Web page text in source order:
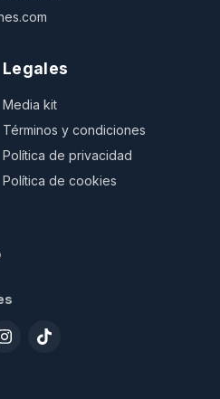
Legales
Media kit
Términos y condiciones
Política de privacidad
Política de cookies